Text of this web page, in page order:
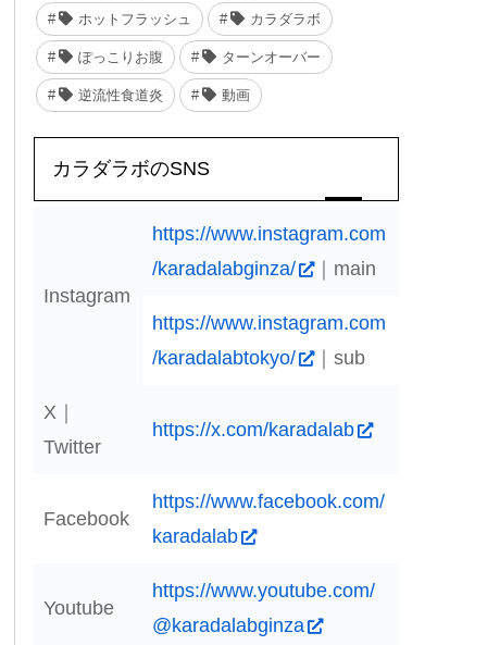
ホットフラッシュ カラダラボ
ぽっこりお腹 ターンオーバー
逆流性食道炎 動画
カラダラボのSNS
Instagram
https://www.instagram.com
/karadalabginza/
｜main
https://www.instagram.com
/karadalabtokyo/
｜sub
X｜
Twitter
https://x.com/karadalab
Facebook
https://www.facebook.com/
karadalab
Youtube
https://www.youtube.com/
@karadalabginza